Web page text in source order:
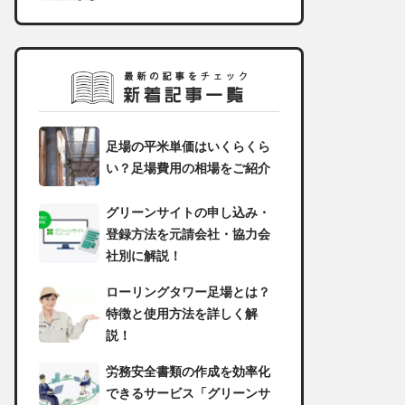
足場の平米単価はいくらくら
い？足場費用の相場をご紹介
グリーンサイトの申し込み・
登録方法を元請会社・協力会
社別に解説！
ローリングタワー足場とは？
特徴と使用方法を詳しく解
説！
労務安全書類の作成を効率化
できるサービス「グリーンサ